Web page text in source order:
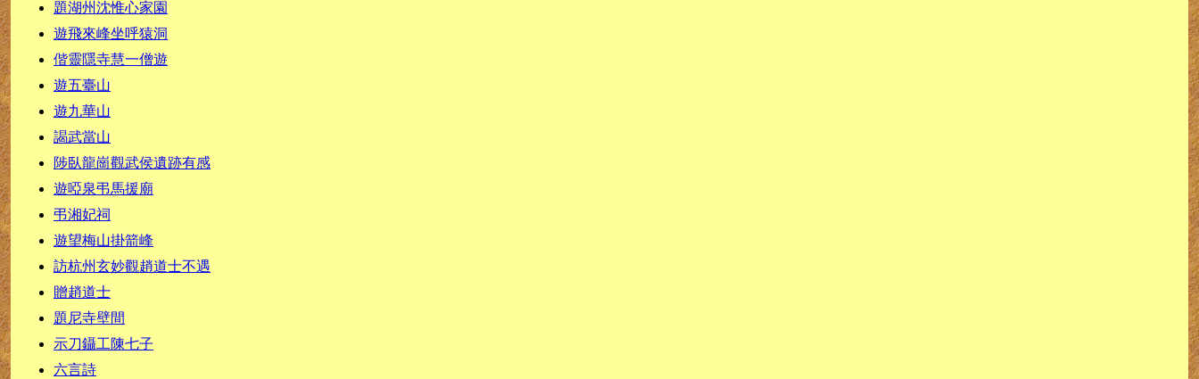
題湖州沈惟心家園
遊飛來峰坐呼猿洞
偕靈隱寺慧一僧遊
遊五臺山
遊九華山
謁武當山
陟臥龍崗觀武侯遺跡有感
遊啞泉弔馬援廟
弔湘妃祠
遊望梅山掛箭峰
訪杭州玄妙觀趙道士不遇
贈趙道士
題尼寺壁間
示刀鑷工陳七子
六言詩